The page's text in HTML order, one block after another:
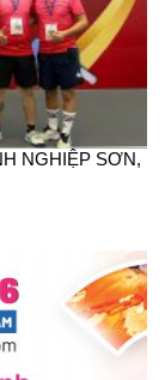
NGHIỆP SƠN,